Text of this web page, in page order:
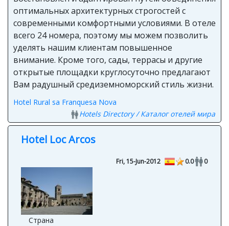
оптимальных архитектурных строгостей с
современными комфортными условиями. В отеле
всего 24 номера, поэтому мы можем позволить
уделять нашим клиентам повышенное
внимание. Кроме того, сады, террасы и другие
открытые площадки круглосуточно предлагают
Вам радушный средиземноморский стиль жизни.
Hotel Rural sa Franquesa Nova
Hotels Directory / Каталог отелей мира
Hotel Loc Arcos
Fri, 15-Jun-2012 0.0 0
Страна